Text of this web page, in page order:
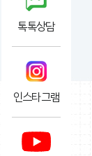
톡톡상담
인스타그램